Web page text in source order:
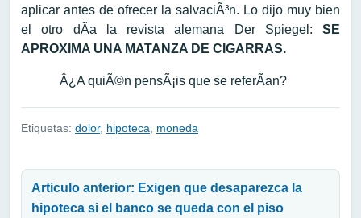
aplicar antes de ofrecer la salvaciÃ³n. Lo dijo muy bien
el otro dÃ­a la revista alemana Der Spiegel: SE
APROXIMA UNA MATANZA DE CIGARRAS.
Â¿A quiÃ©n pensÃ¡is que se referÃ­an?
Etiquetas: dolor, hipoteca moneda
Articulo anterior: Exigen que desaparezca la
hipoteca si el banco se queda con el piso